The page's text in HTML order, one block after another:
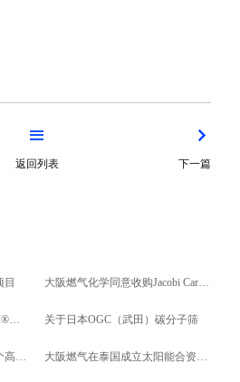
返回列表 下一篇
目 大阪燃气化学同意收购Jacobi Carbons
关于日本OGC（SHIRASAGI®，“白鹭牌”）活性炭 关于日本OGC（武田）碳分子筛
日本东曹在马来西亚新建一个高硅沸石厂 大阪燃气在泰国成立太阳能合资公司